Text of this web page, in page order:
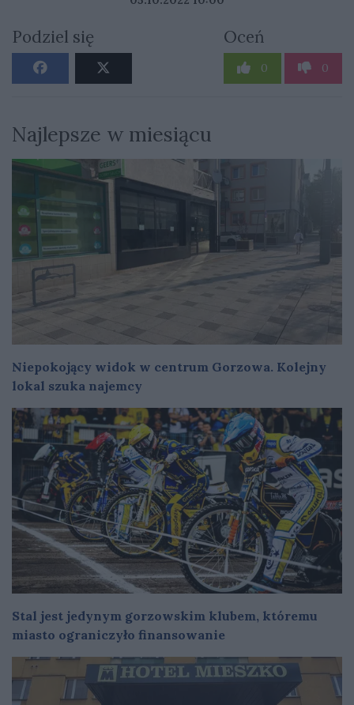
Podziel się Oceń
0 0
Najlepsze w miesiącu
Niepokojący widok w centrum Gorzowa. Kolejny
lokal szuka najemcy
Stal jest jedynym gorzowskim klubem, któremu
miasto ograniczyło finansowanie